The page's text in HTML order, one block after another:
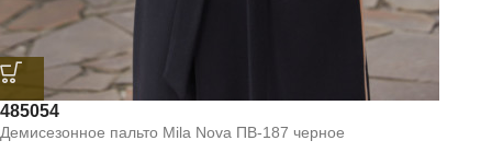
485054
Демисезонное пальто Mila Nova ПВ-187 черное